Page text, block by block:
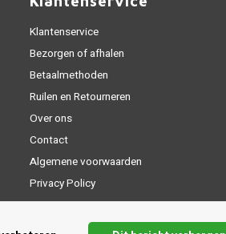
Klantenservice
Bezorgen of afhalen
Betaalmethoden
Ruilen en Retourneren
Over ons
Contact
Algemene voorwaarden
Privacy Policy
Sitemap